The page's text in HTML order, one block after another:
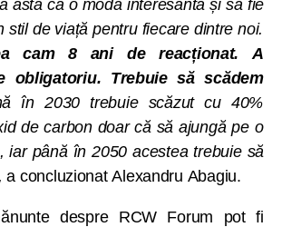
asta ca o modă interesantă și să fie
stil de viață pentru fiecare dintre noi.
cam 8 ani de reacționat. A
obligatoriu. Trebuie să scădem
în 2030 trebuie scăzut cu 40%
de carbon doar că să ajungă pe o
iar până în 2050 acestea trebuie să
a concluzionat Alexandru Abagiu.
despre RCW Forum pot fi